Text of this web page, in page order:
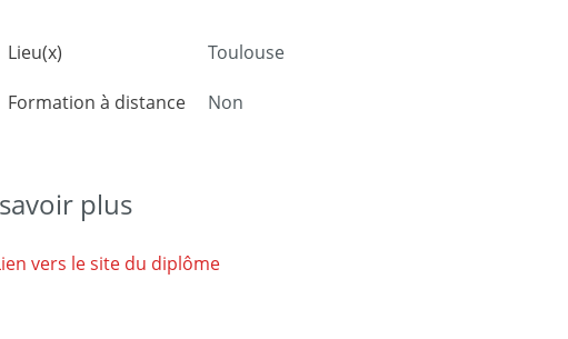
Lieu(x) Toulouse
Formation à distance Non
plus
vers le site du diplôme